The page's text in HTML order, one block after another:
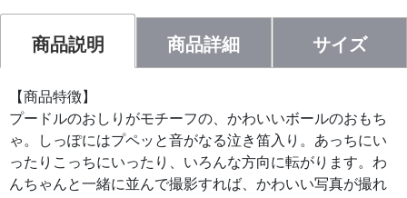
商品説明 商品詳細 サイズ
【商品特徴】
プードルのおしりがモチーフの、かわいいボールのおもち
ゃ。しっぽにはプペッと音がなる泣き笛入り。あっちにい
ったりこっちにいったり、いろんな方向に転がります。わ
んちゃんと一緒に並んで撮影すれば、かわいい写真が撮れ